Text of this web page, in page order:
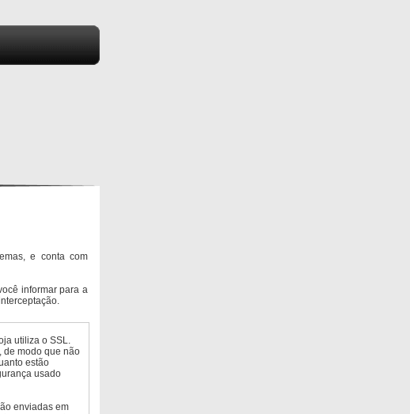
e conta com
informar para a
utiliza o SSL.
de modo que não
estão
usado
enviadas em